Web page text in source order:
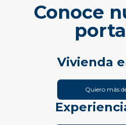
Conoce
Vivienda
Quiero más